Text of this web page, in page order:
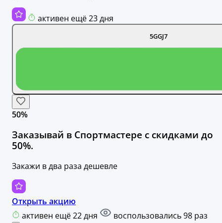
активен ещё 23 дня
5GGJ7
50%
Заказывай в Спортмастере с скидками до
50%.
Закажи в два раза дешевле
Открыть акцию
активен ещё 22 дня
воспользовались 98 раз